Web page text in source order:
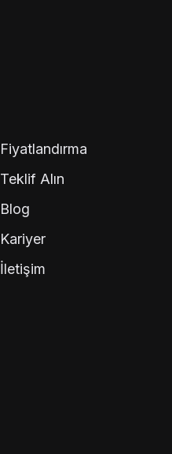
Fiyatlandırma
Teklif Alın
Blog
Kariyer
İletişim